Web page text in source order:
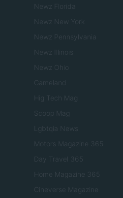
Newz Florida
Newz New York
Newz Pennsylvania
Newz Illinois
Newz Ohio
Gameland
Hig Tech Mag
Scoop Mag
Lgbtqia News
Motors Magazine 365
Day Travel 365
Home Magazine 365
Cineverse Magazine